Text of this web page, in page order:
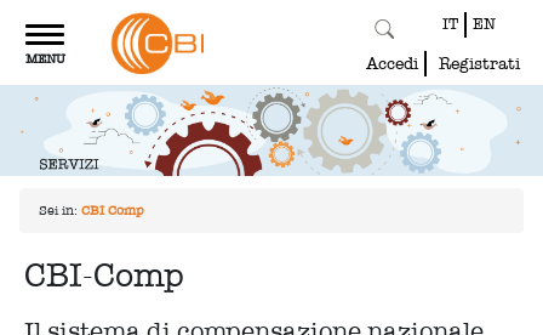
Toggle
navigation
MENU
IT EN
Accedi Registrati
Sei in: CBI-Comp
CBI-Comp